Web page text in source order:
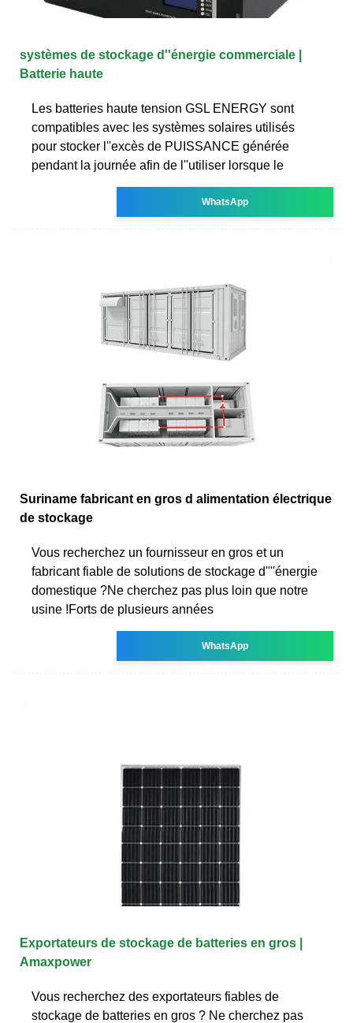
systèmes de stockage d''énergie commerciale |
Batterie haute
Les batteries haute tension GSL ENERGY sont
compatibles avec les systèmes solaires utilisés
pour stocker l''excès de PUISSANCE générée
pendant la journée afin de l''utiliser lorsque le
WhatsApp
Suriname fabricant en gros d alimentation électrique
de stockage
Vous recherchez un fournisseur en gros et un
fabricant fiable de solutions de stockage d''''énergie
domestique ?Ne cherchez pas plus loin que notre
usine !Forts de plusieurs années
WhatsApp
Exportateurs de stockage de batteries en gros |
Amaxpower
Vous recherchez des exportateurs fiables de
stockage de batteries en gros ? Ne cherchez pas